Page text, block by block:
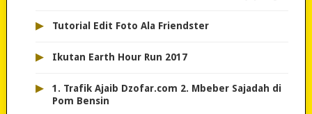
▸ Tutorial Edit Foto Ala Friendster
▸ Ikutan Earth Hour Run 2017
▸
1. Trafik Ajaib Dzofar.com 2. Mbeber Sajadah di
Pom Bensin